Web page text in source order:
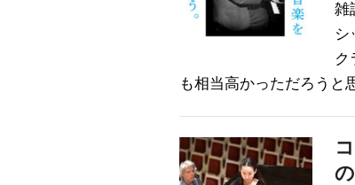
雑
シ
ク
も相当高かっただろう